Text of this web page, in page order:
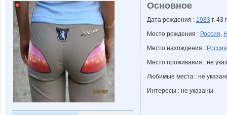
Основное
Дата рождения : 1983 г. 43
Место рождения : Россия,
Место нахождения : Россия
Место проживания : не
Любимые места : не
Интересы : не указаны